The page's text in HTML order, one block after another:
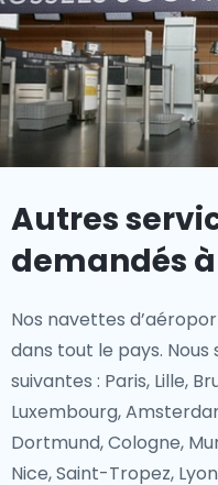
Autres
demandés à
Nos navettes
dans tout le pays.
suivantes : Paris, Lille,
Luxembourg,
Dortmund, Cologne,
Nice, Saint-Tropez,